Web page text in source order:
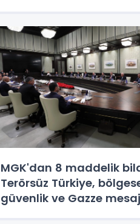
MGK'dan 8 maddelik
Terörsüz Türkiye,
güvenlik ve Gazze